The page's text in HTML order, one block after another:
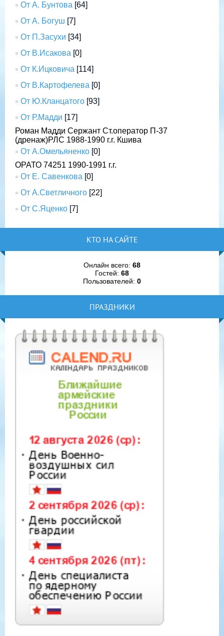
От А. Бунтова [64]
От А. Богуш [7]
От П.Засухи [34]
От В.Исакова [0]
От К.Ицковича [114]
От В.Картофелева [0]
От Ю.Кланцатого [93]
От Р.Мадди [17]
Роман Мадди Сержант Ст.оператор П-37
(дренаж)РЛС 1988-1990 г.г. Кшива
От А.Омельяненко [0]
ОРАТО 74251 1990-1991 г.г.
От Е. Савенкова [0]
От А.Светличного [22]
От С.Яценко [7]
КТО НА САЙТЕ
Онлайн всего: 68
Гостей: 68
Пользователей: 0
ПРАЗДНИКИ